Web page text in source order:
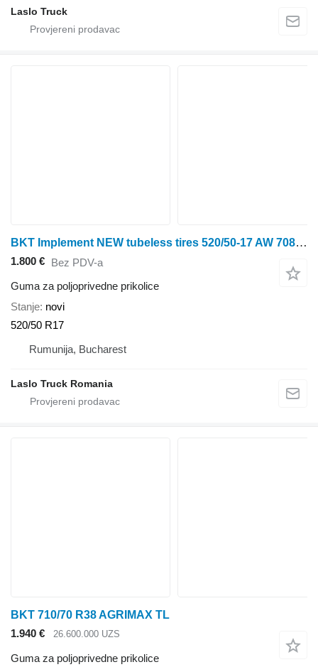
Laslo Truck
BKT Implement NEW tubeless tires 520/50-17 AW 708 162A8
1.800 € Bez PDV-a
Guma za poljoprivedne prikolice
Stanje novi
520/50 R17
Rumunija, Bucharest
Laslo Truck Romania
BKT 710/70 R38 AGRIMAX TL
1.940 €
26.600.000 UZS
Guma za poljoprivedne prikolice